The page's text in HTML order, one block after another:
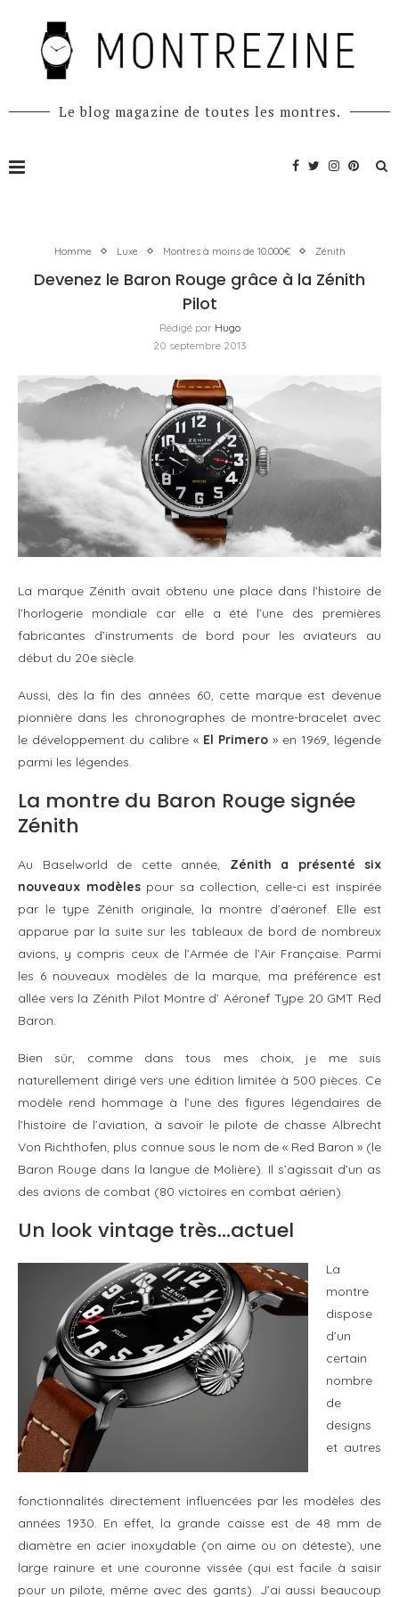
Le blog magazine de toutes les montres.
Homme Luxe Montres à moins de 10.000€ Zénith
Devenez le Baron Rouge grâce à la Zénith
Pilot
Rédigé par Hugo
20 septembre 2013
La marque Zénith avait obtenu une place dans l’histoire de
l’horlogerie mondiale car elle a été l’une des premières
fabricantes d’instruments de bord pour les aviateurs au
début du 20e siècle.
Aussi, dès la fin des années 60, cette marque est devenue
pionnière dans les chronographes de montre-bracelet avec
le développement du calibre « El Primero » en 1969, légende
parmi les légendes.
La montre du Baron Rouge signée
Zénith
Au Baselworld de cette année, Zénith a présenté six
nouveaux modèlespour sa collection, celle-ci est inspirée
par le type Zénith originale, la montre d’aéronef. Elle est
apparue par la suite sur les tableaux de bord de nombreux
avions, y compris ceux de l’Armée de l’Air Française. Parmi
les 6 nouveaux modèles de la marque, ma préférence est
allée vers la Zénith Pilot Montre d’ Aéronef Type 20 GMT Red
Baron.
Bien sûr, comme dans tous mes choix, je me suis
naturellement dirigé vers une édition limitée à 500 pièces. Ce
modèle rend hommage à l’une des figures légendaires de
l’histoire de l’aviation, à savoir le pilote de chasse Albrecht
Von Richthofen, plus connue sous le nom de « Red Baron » (le
Baron Rouge dans la langue de Molière). Il s’agissait d’un as
des avions de combat (80 victoires en combat aérien).
Un look vintage très…actuel
La
montre
dispose
d’un
certain
nombre
de
designs
et autres
fonctionnalités directement influencées par les modèles des
années 1930. En effet, la grande caisse est de 48 mm de
diamètre en acier inoxydable (on aime ou on déteste), une
large rainure et une couronne vissée (qui est facile à saisir
pour un pilote, même avec des gants). J’ai aussi beaucoup